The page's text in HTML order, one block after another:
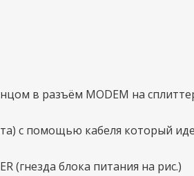
в разъём MODEM на
с помощью кабеля который
(гнезда блока питания на рис.)